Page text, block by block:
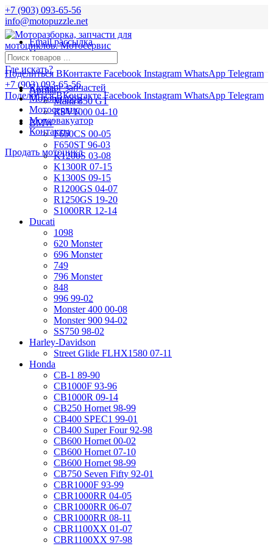
+7 (903) 093-65-56
info@motopuzzle.net
Email рассылка
Новости
Поделиться ВКонтакте Facebook Instagram WhatsApp Telegram
+7 (903) 093-65-56
Поделиться ВКонтакте Facebook Instagram WhatsApp Telegram
Где искать?
Aprilia
Mana 850 GT
RSV1000 04-10
BMW
F650CS 00-05
F650ST 96-03
K1200S 03-08
K1300R 07-15
K1300S 09-15
R1200GS 04-07
R1250GS 19-20
S1000RR 12-14
Ducati
1098
620 Monster
696 Monster
749
796 Monster
848
996 99-02
Monster 400 00-08
Monster 900 94-02
SS750 98-02
Harley-Davidson
Street Glide FLHX1580 07-11
Honda
CB-1 89-90
CB1000F 93-96
CB1000R 09-14
CB250 Hornet 98-99
CB400 SPEC1 99-01
CB400 Super Four 92-98
CB600 Hornet 00-02
CB600 Hornet 07-10
CB600 Hornet 98-99
CB750 Seven Fifty 92-01
CBR1000F 93-99
CBR1000RR 04-05
CBR1000RR 06-07
CBR1000RR 08-11
CBR1100XX 01-07
CBR1100XX 97-98
Каталог запчастей
Мотоподбор
Мотосервис
Мотоэвакуатор
Контакты
Продать мотоцикл